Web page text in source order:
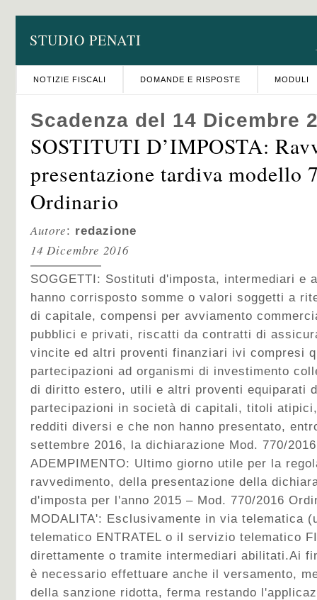
STUDIO PENATI
NOTIZIE FISCALI DOMANDE E RISPOSTE MODULI
Scadenza del 14 Dicembre
SOSTITUTI D’IMPOSTA:
presentazione tardiva modello
Ordinario
Autore: redazione
14 Dicembre 2016
SOGGETTI: Sostituti d'imposta, intermediari e
hanno corrisposto somme o valori soggetti a
di capitale, compensi per avviamento
pubblici e privati, riscatti da contratti di
vincite ed altri proventi finanziari ivi compresi
partecipazioni ad organismi di investimento
di diritto estero, utili e altri proventi equiparati
partecipazioni in società di capitali, titoli
redditi diversi e che non hanno presentato,
settembre 2016, la dichiarazione Mod. 770/
ADEMPIMENTO: Ultimo giorno utile per la
ravvedimento, della presentazione della
d'imposta per l'anno 2015 – Mod. 770/2016
MODALITA': Esclusivamente in via telematica
telematico ENTRATEL o il servizio telematico
direttamente o tramite intermediari abilitati.Ai
è necessario effettuare anche il versamento,
della sanzione ridotta, ferma restando